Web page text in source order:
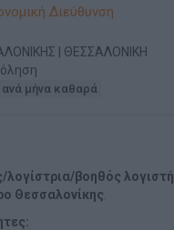
Διεύθυνση
| ΘΕΣΣΑΛΟΝΙΚΗ
ανά μήνα καθαρά
λογίστρια/βοηθός λογιστή
Θεσσαλονίκης